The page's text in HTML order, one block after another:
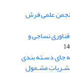
علمی فرش
نساجی و
ابلاغ آیین نامه 11/25685 مورخ 1398/02/09 به جای دسـته بندی
مشـمول